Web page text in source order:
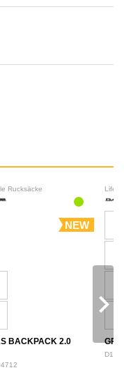
Rucksäcke
NEW
BACKPACK 2.0
navigate_next